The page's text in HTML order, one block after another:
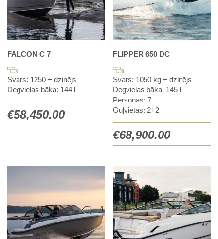
FALCON C 7
Svars: 1250 + dzinējs
Degvielas bāka: 144 l
€58,450.00
FLIPPER 650 DC
Svars: 1050 kg + dzinējs
Degvielas bāka: 145 l
Personas: 7
Guļvietas: 2+2
€68,900.00